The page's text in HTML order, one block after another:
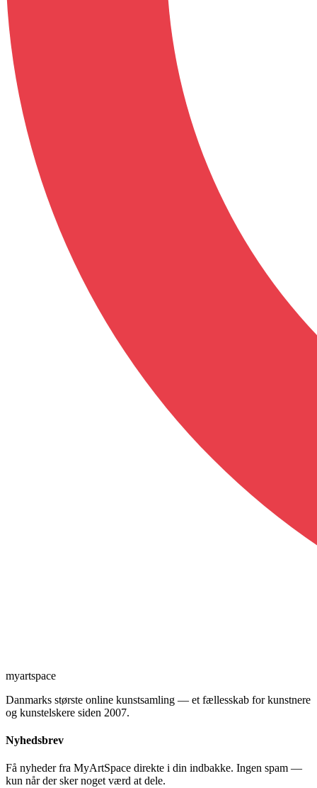
myartspace
Danmarks største online kunstsamling — et fællesskab for kunstnere
og kunstelskere siden 2007.
Nyhedsbrev
Få nyheder fra MyArtSpace direkte i din indbakke. Ingen spam —
kun når der sker noget værd at dele.